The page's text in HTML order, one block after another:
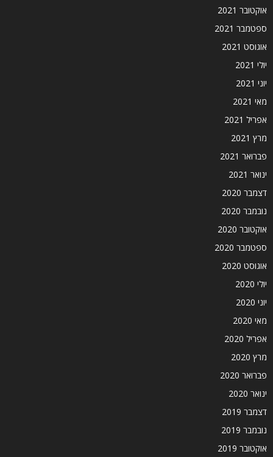
אוקטובר 2021
ספטמבר 2021
אוגוסט 2021
יולי 2021
יוני 2021
מאי 2021
אפריל 2021
מרץ 2021
פברואר 2021
ינואר 2021
דצמבר 2020
נובמבר 2020
אוקטובר 2020
ספטמבר 2020
אוגוסט 2020
יולי 2020
יוני 2020
מאי 2020
אפריל 2020
מרץ 2020
פברואר 2020
ינואר 2020
דצמבר 2019
נובמבר 2019
אוקטובר 2019